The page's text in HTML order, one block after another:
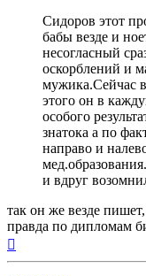
Сидоров этот
бабы везде и
несогласный
оскорблений и
мужика.Сейчас
этого он в
особого
знатока а по
направо и
и вдруг
так он же везде
правда по дипломам